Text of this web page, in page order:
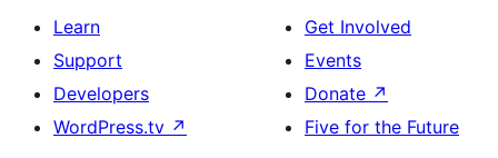
Learn
Support
Developers
WordPress.tv ↗
Get Involved
Events
Donate ↗
Five for the Future